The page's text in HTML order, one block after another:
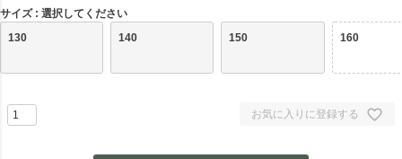
サイズ
選択してください
130
140 150 160
お気に入りに登録する